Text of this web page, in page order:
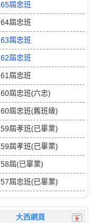
65屆忠班
64屆忠班
63屆忠班
62屆忠班
61屆忠班
60屆忠班(六忠)
60屆忠班(舊班級)
59屆孝班(已畢業)
59屆孝班(已畢業)
58屆(已畢業)
57屆忠班(已畢業)
大西網頁